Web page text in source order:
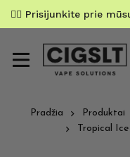
✌🏼 Prisijunkite prie
Pradžia Produktai
Tropical